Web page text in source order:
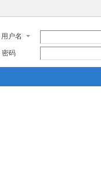
用户名
密码